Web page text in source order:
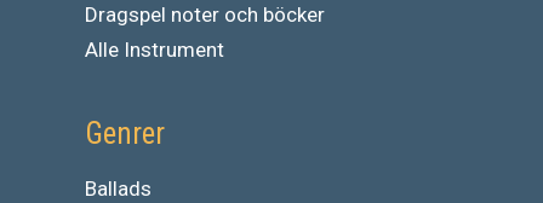
Dragspel noter och böcker
Alle Instrument
Genrer
Ballads